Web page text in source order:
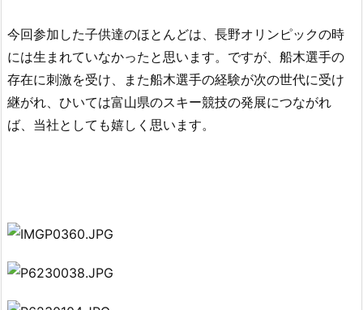
今回参加した子供達のほとんどは、長野オリンピックの時
には生まれていなかったと思います。ですが、船木選手の
存在に刺激を受け、また船木選手の経験が次の世代に受け
継がれ、ひいては富山県のスキー競技の発展につながれ
ば、当社としても嬉しく思います。